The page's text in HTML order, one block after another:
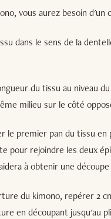
vous aurez besoin d'un
dans le sens de la
du tissu au niveau
milieu sur le côté
le premier pan du tissu
pour rejoindre les deux
à obtenir une
du kimono, repérer 2
en découpant jusqu'au